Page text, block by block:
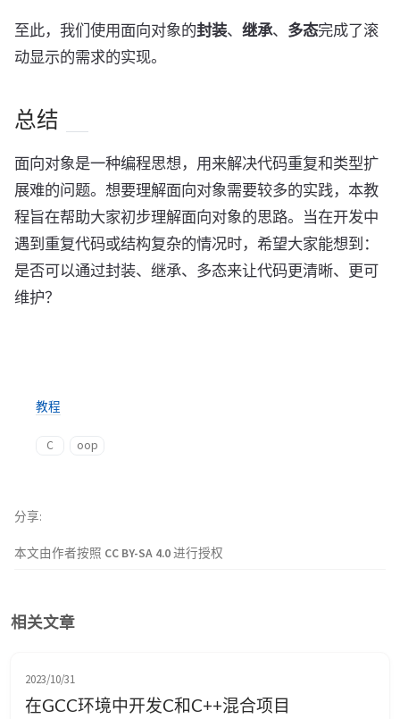
至此，我们使用面向对象的封装、 继承、 多态完成了滚
动显示的需求的实现。
总结
面向对象是一种编程思想，用来解决代码重复和类型扩
展难的问题。想要理解面向对象需要较多的实践，本教
程旨在帮助大家初步理解面向对象的思路。当在开发中
遇到重复代码或结构复杂的情况时，希望大家能想到：
是否可以通过封装、继承、多态来让代码更清晰、更可
维护？
教程
C oop
本文由作者按照 CC BY-SA 4.0进行授权
分享
相关文章
2023/10/31
在GCC环境中开发C和C++混合项目